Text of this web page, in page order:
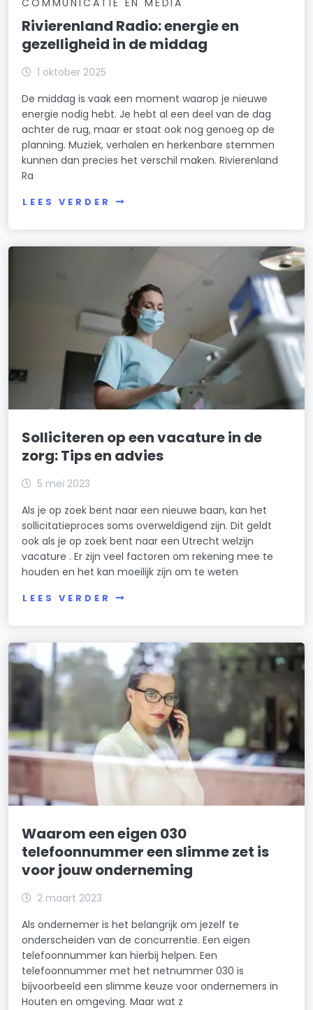
Rivierenland Radio: energie en
gezelligheid in de middag
1 oktober 2025
De middag is vaak een moment waarop je nieuwe
energie nodig hebt. Je hebt al een deel van de dag
achter de rug, maar er staat ook nog genoeg op de
planning. Muziek, verhalen en herkenbare stemmen
kunnen dan precies het verschil maken. Rivierenland
Ra
LEES VERDER
Solliciteren op een vacature in de
zorg: Tips en advies
5 mei 2023
Als je op zoek bent naar een nieuwe baan, kan het
sollicitatieproces soms overweldigend zijn. Dit geldt
ook als je op zoek bent naar een Utrecht welzijn
vacature . Er zijn veel factoren om rekening mee te
houden en het kan moeilijk zijn om te weten
LEES VERDER
Waarom een eigen 030
telefoonnummer een slimme zet is
voor jouw onderneming
2 maart 2023
Als ondernemer is het belangrijk om jezelf te
onderscheiden van de concurrentie. Een eigen
telefoonnummer kan hierbij helpen. Een
telefoonnummer met het netnummer 030 is
bijvoorbeeld een slimme keuze voor ondernemers in
Houten en omgeving. Maar wat z